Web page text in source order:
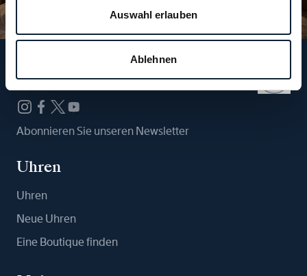
Auswahl erlauben
Ablehnen
Folgen Sie uns
Abonnieren Sie unseren Newsletter
Uhren
Uhren
Neue Uhren
Eine Boutique finden